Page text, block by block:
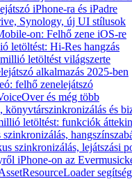
iPhone-ra és iPadre
Synology, új UI stílusok
on: Felhő zene iOS-re
letöltést: Hi-Res hangzás
letöltést világszerte
alkalmazás 2025-ben
felhő zenelejátszó
és még több
könyvtárszinkronizálás és
letöltést: funkciók
szinkronizálás, lejátszási
iPhone-on az